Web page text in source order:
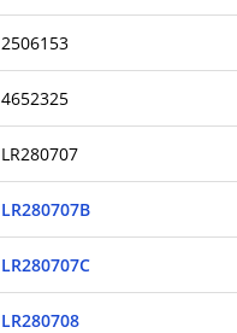
2506153
4652325
LR280707
LR280707B
LR280707C
LR280708